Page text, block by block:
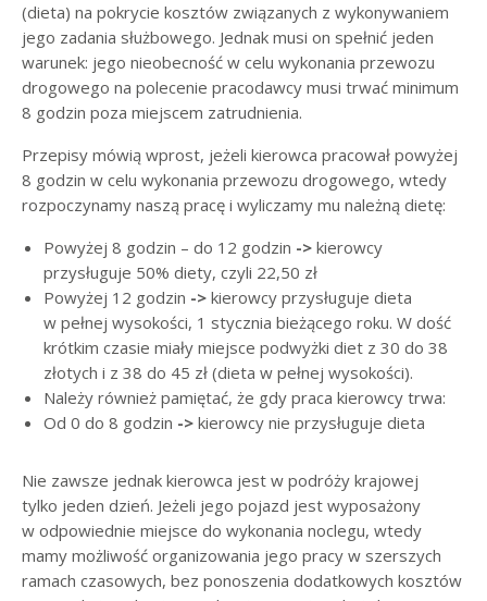
(dieta) na pokrycie kosztów związanych z wykonywaniem
jego zadania służbowego. Jednak musi on spełnić jeden
warunek: jego nieobecność w celu wykonania przewozu
drogowego na polecenie pracodawcy musi trwać minimum
8 godzin poza miejscem zatrudnienia.
Przepisy mówią wprost, jeżeli kierowca pracował powyżej
8 godzin w celu wykonania przewozu drogowego, wtedy
rozpoczynamy naszą pracę i wyliczamy mu należną dietę:
Powyżej 8 godzin – do 12 godzin -> kierowcy
przysługuje 50% diety, czyli 22,50 zł
Powyżej 12 godzin -> kierowcy przysługuje dieta
w pełnej wysokości, 1 stycznia bieżącego roku. W dość
krótkim czasie miały miejsce podwyżki diet z 30 do 38
złotych i z 38 do 45 zł (dieta w pełnej wysokości).
Należy również pamiętać, że gdy praca kierowcy trwa:
Od 0 do 8 godzin -> kierowcy nie przysługuje dieta
Nie zawsze jednak kierowca jest w podróży krajowej
tylko jeden dzień. Jeżeli jego pojazd jest wyposażony
w odpowiednie miejsce do wykonania noclegu, wtedy
mamy możliwość organizowania jego pracy w szerszych
ramach czasowych, bez ponoszenia dodatkowych kosztów